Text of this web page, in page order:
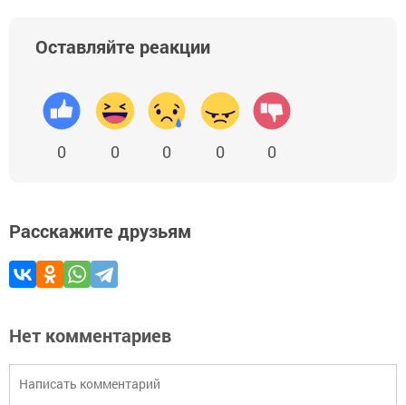
Оставляйте реакции
0 0 0 0 0
Расскажите друзьям
Нет комментариев